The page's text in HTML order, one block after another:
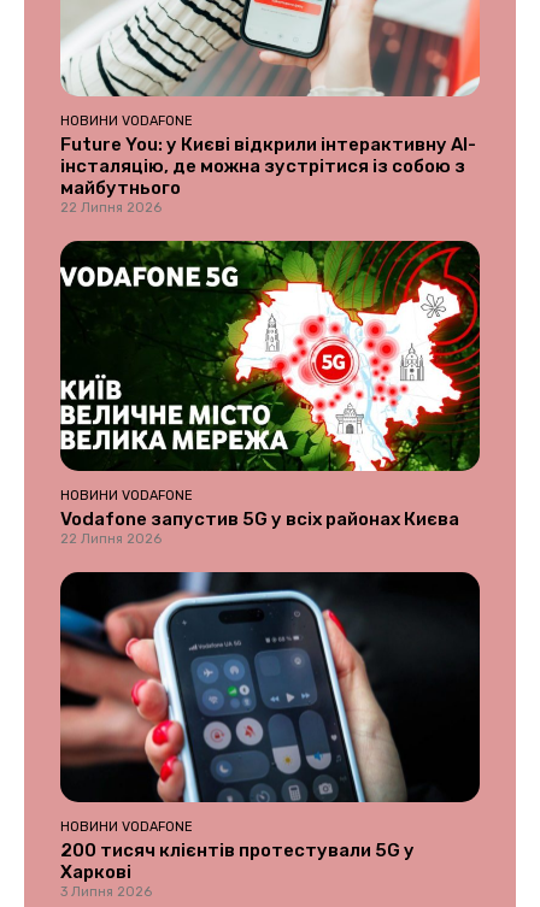
НОВИНИ VODAFONE
Future You: у Києві відкрили інтерактивну AI-
інсталяцію, де можна зустрітися із собою з
майбутнього
22 Липня 2026
НОВИНИ VODAFONE
Vodafone запустив 5G у всіх районах Києва
22 Липня 2026
НОВИНИ VODAFONE
200 тисяч клієнтів протестували 5G у
Харкові
3 Липня 2026